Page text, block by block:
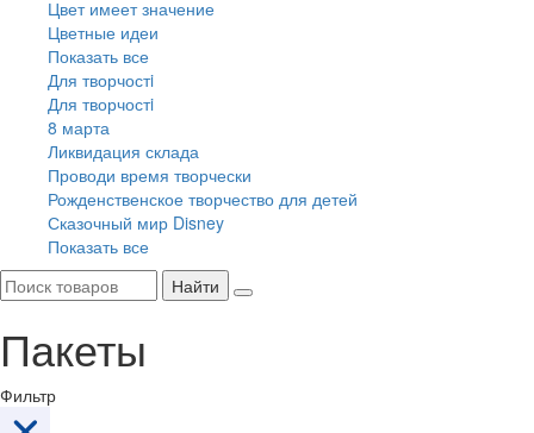
Цвет имеет значение
Цветные идеи
Показать все
Для творчостi
Для творчостi
8 марта
Ликвидация склада
Проводи время творчески
Рожденственское творчество для детей
Сказочный мир Disney
Показать все
Найти
Пакеты
Фильтр